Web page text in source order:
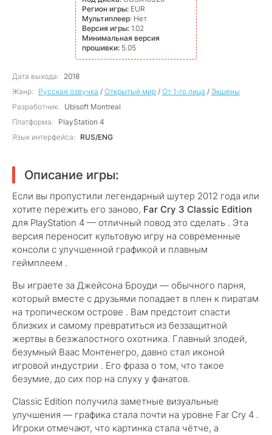
Регион игры: EUR
Мультиплеер: Нет
Версия игры: 1.02
Минимальная версия
прошивки: 5.05
Дата выхода:
2018
Жанр:
Русская озвучка / Открытый мир / От 1-го лица / Экшены
Разработчик:
Ubisoft Montreal
Платформа:
PlayStation 4
Язык интерфейса:
RUS/ENG
Описание игры:
Если вы пропустили легендарный шутер 2012 года или
хотите пережить его заново, Far Cry 3 Classic Edition
для PlayStation 4 — отличный повод это сделать . Эта
версия переносит культовую игру на современные
консоли с улучшенной графикой и плавным
геймплеем .
Вы играете за Джейсона Броуди — обычного парня,
который вместе с друзьями попадает в плен к пиратам
на тропическом острове . Вам предстоит спасти
близких и самому превратиться из беззащитной
жертвы в безжалостного охотника. Главный злодей,
безумный Ваас Монтенегро, давно стал иконой
игровой индустрии . Его фраза о том, что такое
безумие, до сих пор на слуху у фанатов.
Classic Edition получила заметные визуальные
улучшения — графика стала почти на уровне Far Cry 4 .
Игроки отмечают, что картинка стала чётче, а